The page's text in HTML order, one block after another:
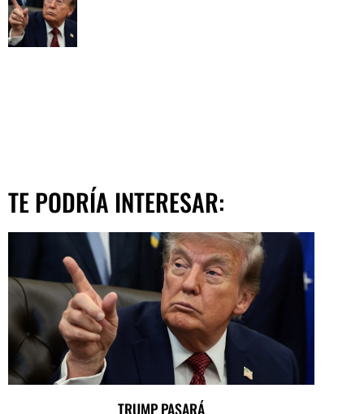
TE PODRÍA INTERESAR:
TRUMP PASARÁ